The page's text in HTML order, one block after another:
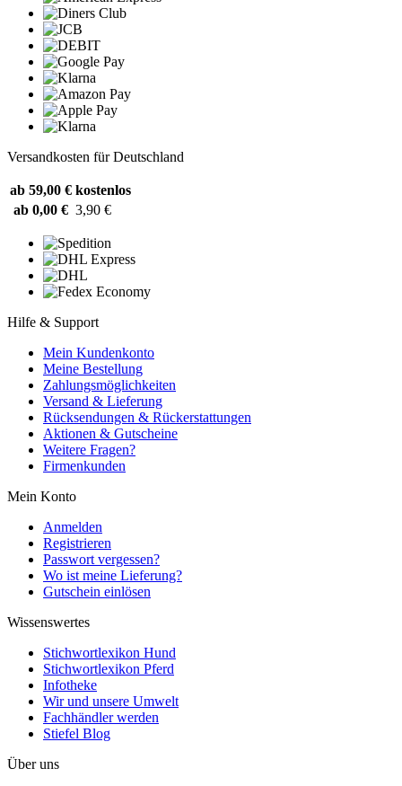
Versandkosten für Deutschland
ab 59,00 € kostenlos
ab 0,00 € 3,90 €
Hilfe & Support
Mein Kundenkonto
Meine Bestellung
Zahlungsmöglichkeiten
Versand & Lieferung
Rücksendungen & Rückerstattungen
Aktionen & Gutscheine
Weitere Fragen?
Firmenkunden
Mein Konto
Anmelden
Registrieren
Passwort vergessen?
Wo ist meine Lieferung?
Gutschein einlösen
Wissenswertes
Stichwortlexikon Hund
Stichwortlexikon Pferd
Infotheke
Wir und unsere Umwelt
Fachhändler werden
Stiefel Blog
Über uns